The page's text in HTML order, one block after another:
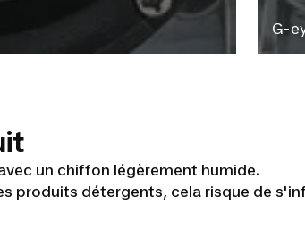
G-
un chiffon légèrement humide.
produits détergents, cela risque de